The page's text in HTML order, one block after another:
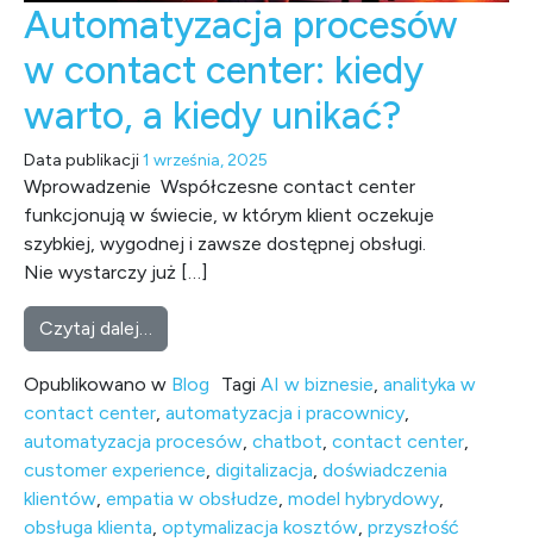
Automatyzacja procesów
w contact center: kiedy
warto, a kiedy unikać?
Data publikacji1 września, 2025
Wprowadzenie Współczesne contact center
funkcjonują w świecie, w którym klient oczekuje
szybkiej, wygodnej i zawsze dostępnej obsługi.
Nie wystarczy już […]
Czytaj dalej…
Opublikowano w Blog Tagi AI w biznesie, analityka w
contact center, automatyzacja i pracownicy,
automatyzacja procesów, chatbot, contact center,
customer experience, digitalizacja, doświadczenia
klientów, empatia w obsłudze, model hybrydowy,
obsługa klienta, optymalizacja kosztów, przyszłość